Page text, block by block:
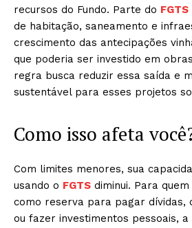
recursos do Fundo. Parte do FGTS
de habitação, saneamento e
crescimento das antecipações
que poderia ser investido em
regra busca reduzir essa saída e
sustentável para esses projetos
Como isso afeta
Com limites menores, sua
usando o FGTS diminui. Para quem
como reserva para pagar dívidas,
ou fazer investimentos pessoais,